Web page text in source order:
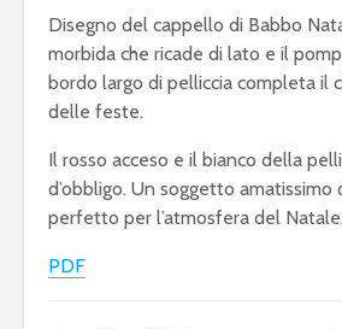
Disegno del cappello di Babbo
morbida che ricade di lato e il
bordo largo di pelliccia completa il
delle feste.
Il rosso acceso e il bianco della
d’obbligo. Un soggetto amatissimo
perfetto per l’atmosfera del Natale.
PDF